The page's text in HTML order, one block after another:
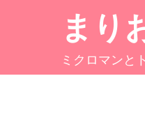
まり
ミクロマンと